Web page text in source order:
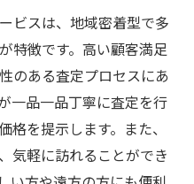
ビスは、地域密着型で多
特徴です。高い顧客満足
のある査定プロセスにあ
一品一品丁寧に査定を行
格を提示します。また、
気軽に訪れることができ